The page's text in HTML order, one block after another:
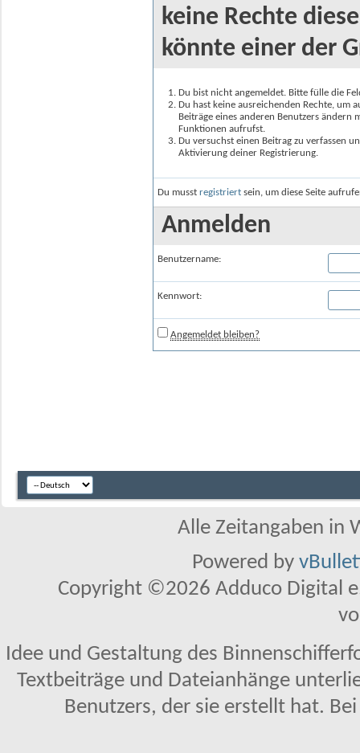
keine Rechte
könnte einer der
Du bist nicht angemeldet. Bitte fülle die
Du hast keine ausreichenden Rechte, um
Beiträge eines anderen Benutzers
Funktionen aufrufst.
Du versuchst einen Beitrag zu verfassen
Aktivierung deiner Registrierung.
Du musst registriert sein, um diese Seite
Anmelden
Benutzername:
Kennwort:
Angemeldet bleiben?
Alle Zeitangaben in
Powered by
Copyright ©2026 Adduco Digital
Idee und Gestaltung des
Textbeiträge und Dateianhänge
Benutzers, der sie erstellt hat.